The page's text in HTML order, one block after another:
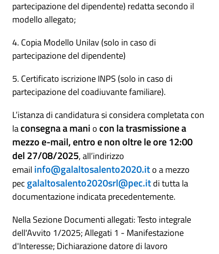
partecipazione del dipendente) redatta secondo il
modello allegato;
4. Copia Modello Unilav (solo in caso di
partecipazione del dipendente)
5. Certificato iscrizione INPS (solo in caso di
partecipazione del coadiuvante familiare).
L’istanza di candidatura si considera completata con
laconsegna a mani ocon la trasmissione a
mezzo e-mail, entro e non oltre le ore 12:00
del 27/08/2025, all’indirizzo
email info@galaltosalento2020.ito a mezzo
pecgalaltosalento2020srl@pec.itdi tutta la
documentazione indicata precedentemente.
Nella Sezione Documenti allegati: Testo integrale
dell'Avvito 1/2025; Allegati 1 - Manifestazione
d'Interesse; Dichiarazione datore di lavoro